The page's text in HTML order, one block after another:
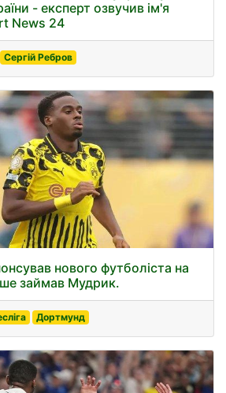
- експерт озвучив ім'я
News 24
Сергій Ребров
нового футболіста на
займав Мудрик.
Дортмунд